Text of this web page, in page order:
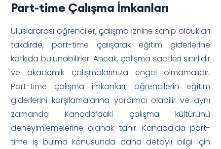
Part-time Çalışma İmkanları
Uluslararası öğrenciler, çalışma iznine sahip oldukları
takdirde, part-time çalışarak eğitim giderlerine
katkıda bulunabilirler. Ancak, çalışma saatleri sınırlıdır
ve akademik çalışmalarınıza engel olmamalıdır.
Part-time çalışma imkanları, öğrencilerin eğitim
giderlerini karşılamalarına yardımcı olabilir ve aynı
zamanda Kanada’daki çalışma kültürünü
deneyimlemelerine olanak tanır. Kanada’da part-
time iş bulma konusunda daha detaylı bilgi için